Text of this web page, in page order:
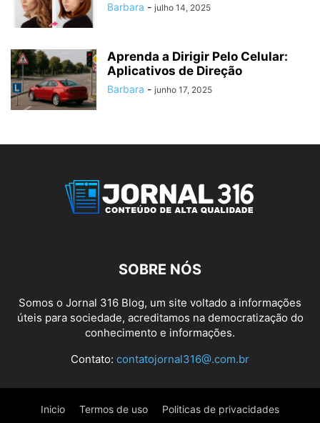
Barbara - julho 14, 2025
Aprenda a Dirigir Pelo Celular:
Aplicativos de Direção
Barbara - junho 17, 2025
SOBRE NÓS
Somos o Jornal 316 Blog, um site voltado a informações
úteis para sociedade, acreditamos na democratização do
conhecimento e informações.
Contato: contatojornal316@.com.br
Inicio Termos de uso Politicas de privacidades